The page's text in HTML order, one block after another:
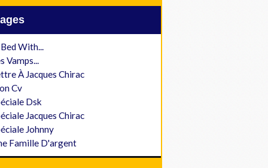
Pages
With...
Vamps...
À Jacques Chirac
Cv
Dsk
Jacques Chirac
Johnny
Famille D'argent